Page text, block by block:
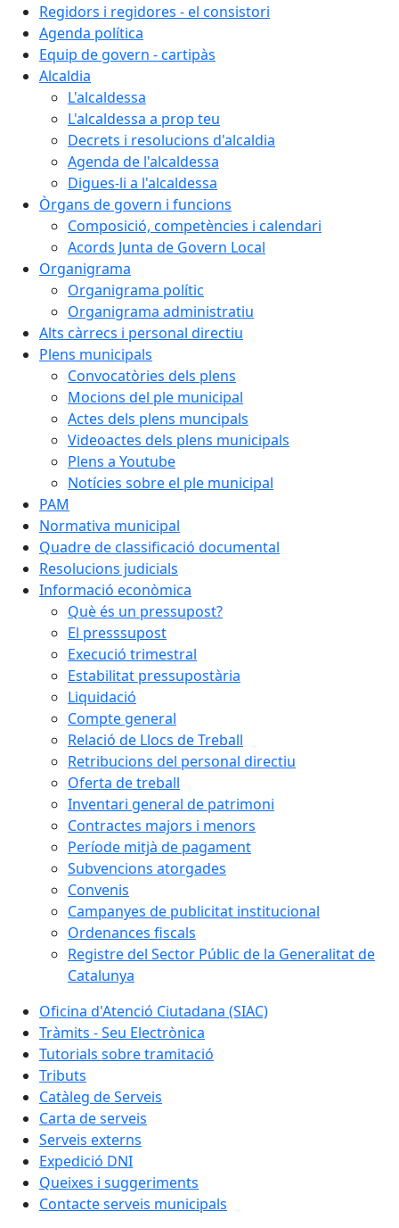
Regidors i regidores - el consistori
Agenda política
Equip de govern - cartipàs
Alcaldia
L'alcaldessa
L'alcaldessa a prop teu
Decrets i resolucions d'alcaldia
Agenda de l'alcaldessa
Digues-li a l'alcaldessa
Òrgans de govern i funcions
Composició, competències i calendari
Acords Junta de Govern Local
Organigrama
Organigrama polític
Organigrama administratiu
Alts càrrecs i personal directiu
Plens municipals
Convocatòries dels plens
Mocions del ple municipal
Actes dels plens muncipals
Videoactes dels plens municipals
Plens a Youtube
Notícies sobre el ple municipal
PAM
Normativa municipal
Quadre de classificació documental
Resolucions judicials
Informació econòmica
Què és un pressupost?
El presssupost
Execució trimestral
Estabilitat pressupostària
Liquidació
Compte general
Relació de Llocs de Treball
Retribucions del personal directiu
Oferta de treball
Inventari general de patrimoni
Contractes majors i menors
Període mitjà de pagament
Subvencions atorgades
Convenis
Campanyes de publicitat institucional
Ordenances fiscals
Registre del Sector Públic de la Generalitat de
Catalunya
Oficina d'Atenció Ciutadana (SIAC)
Tràmits - Seu Electrònica
Tutorials sobre tramitació
Tributs
Catàleg de Serveis
Carta de serveis
Serveis externs
Expedició DNI
Queixes i suggeriments
Contacte serveis municipals